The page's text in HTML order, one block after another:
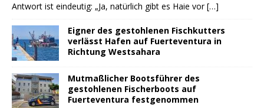
Antwort ist eindeutig: „Ja, natürlich gibt es Haie vor[…]
Eigner des gestohlenen Fischkutters
verlässt Hafen auf Fuerteventura in
Richtung Westsahara
Mutmaßlicher Bootsführer des
gestohlenen Fischerboots auf
Fuerteventura festgenommen